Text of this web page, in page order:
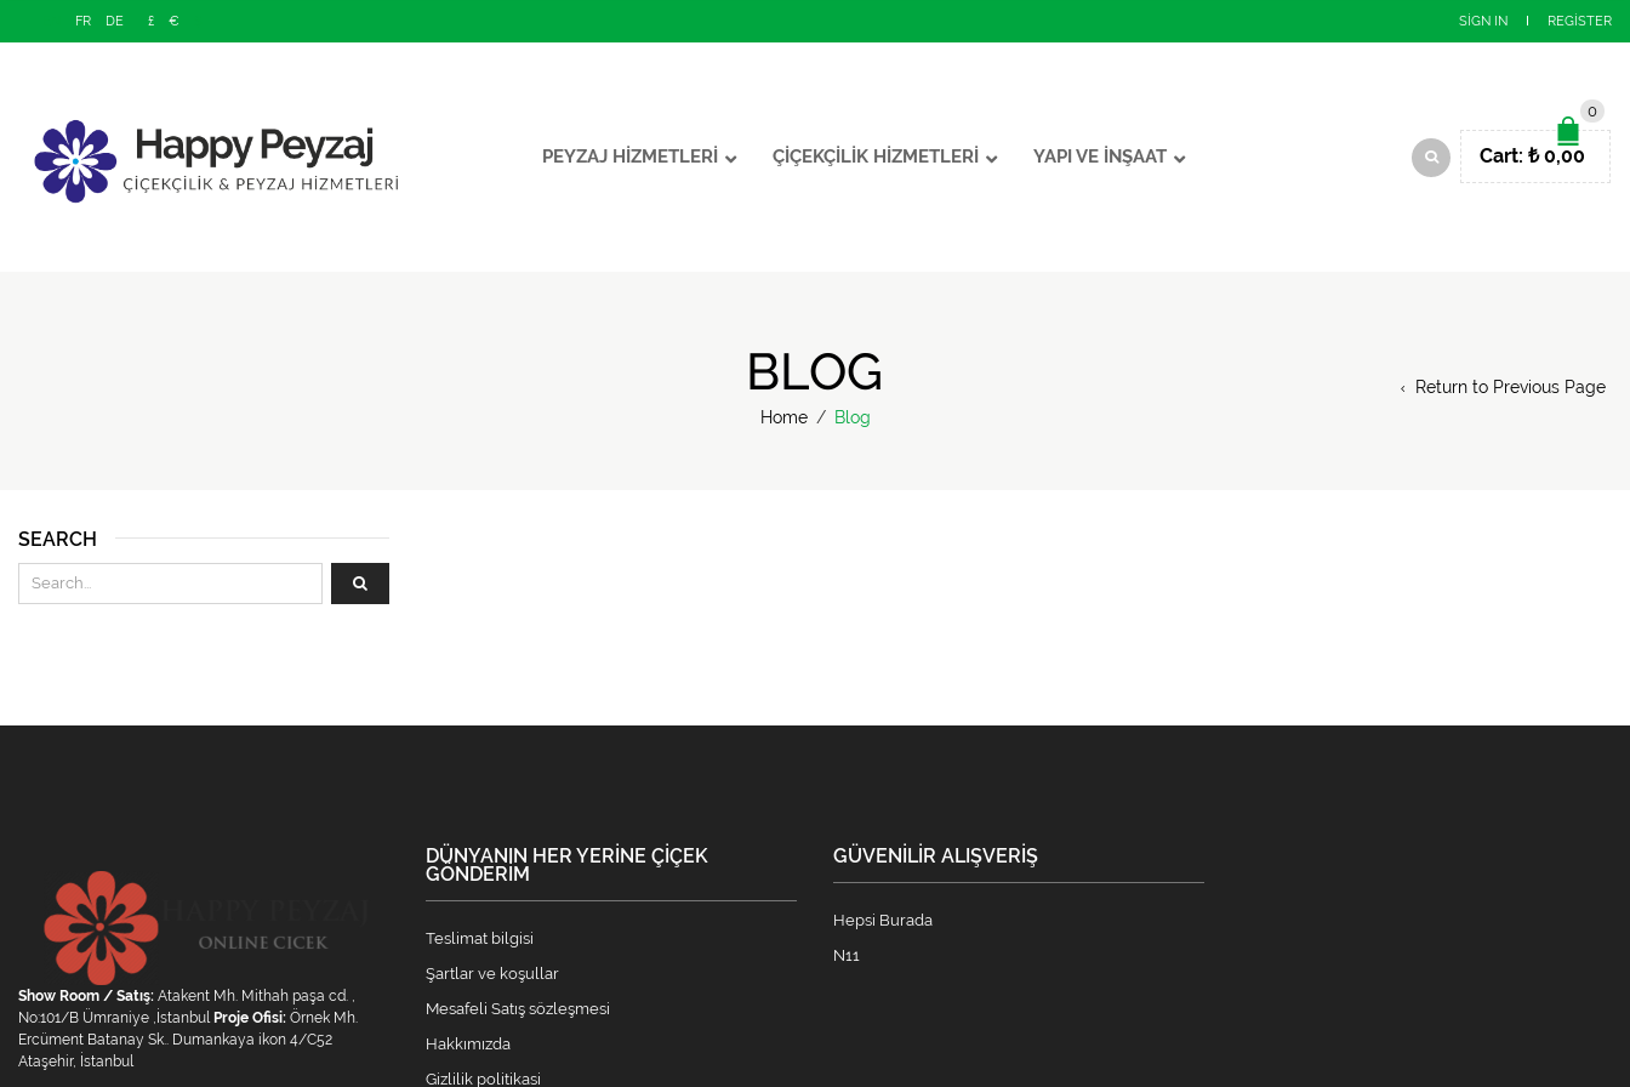
FR DE £ € SIGN IN REGISTER
PEYZAJ HİZMETLERİ ÇİÇEKÇİLİK HİZMETLERİ YAPI VE İNŞAAT
0
Cart: ₺0,00
BLOG
Home / Blog
Return to Previous Page
SEARCH
Show Room / Satış: Atakent Mh. Mithah paşa cd. ,
No:101/B Ümraniye ,İstanbulProje Ofisi: Örnek Mh.
Ercüment Batanay Sk.. Dumankaya ikon 4/C52
Ataşehir, İstanbul
DÜNYANIN HER YERINE ÇIÇEK
GÖNDERIM
Teslimat bilgisi
Şartlar ve koşullar
Mesafeli Satış sözleşmesi
Hakkımızda
Gizlilik politikasi
GÜVENILIR ALIŞVERIŞ
Hepsi Burada
N11